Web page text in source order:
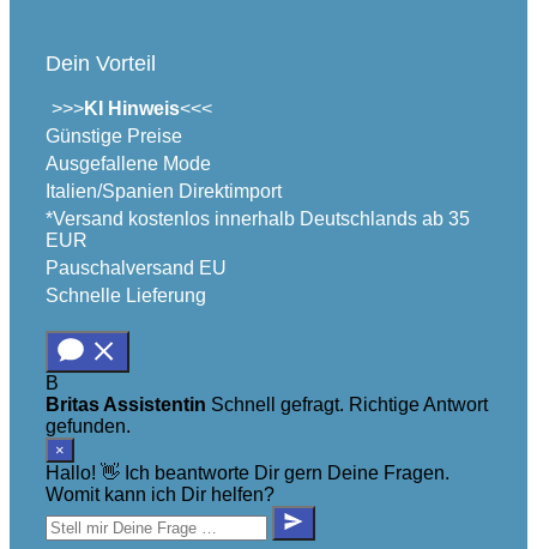
Dein Vorteil
>>>KI Hinweis<<<
Günstige Preise
Ausgefallene Mode
Italien/Spanien Direktimport
*Versand kostenlos innerhalb Deutschlands ab 35
EUR
Pauschalversand EU
Schnelle Lieferung
B
Britas Assistentin Schnell gefragt. Richtige Antwort
gefunden.
×
Hallo! 👋 Ich beantworte Dir gern Deine Fragen.
Womit kann ich Dir helfen?